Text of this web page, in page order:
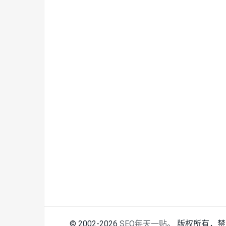
© 2002-2026 SEO每天一贴。 版权所有，禁